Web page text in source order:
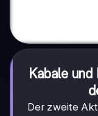
Kabale und
Der zweite